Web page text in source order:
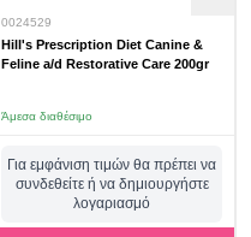
0024529
Hill's Prescription Diet Canine &
Feline a/d Restorative Care 200gr
Άμεσα διαθέσιμο
Για εμφάνιση τιμών θα πρέπει να
συνδεθείτε ή να δημιουργήστε
λογαριασμό